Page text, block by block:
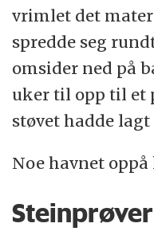
vrimlet det
spredde seg
omsider ned på
uker til opp til et
støvet hadde lagt
Noe havnet